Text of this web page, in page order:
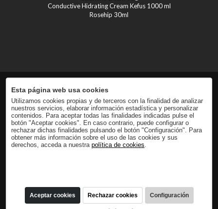
Conductive Hidrating Cream Kefus 1000 ml
Rosehip 30ml
Esta página web usa cookies
Utilizamos cookies propias y de terceros con la finalidad de analizar
nuestros servicios, elaborar información estadística y personalizar
contenidos. Para aceptar todas las finalidades indicadas pulse el
botón "Aceptar cookies". En caso contrario, puede configurar o
rechazar dichas finalidades pulsando el botón "Configuración". Para
obtener más información sobre el uso de las cookies y sus
derechos, acceda a nuestra política de cookies.
Aceptar cookies Rechazar cookies Configuración